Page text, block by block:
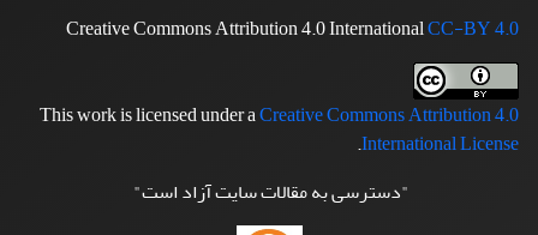
Creative Commons Attribution 4.0 InternationalCC-BY 4.0
This work is licensed under aCreative Commons Attribution 4.0
International License
.
"دسترسی به مقالات سایت آزاد است"